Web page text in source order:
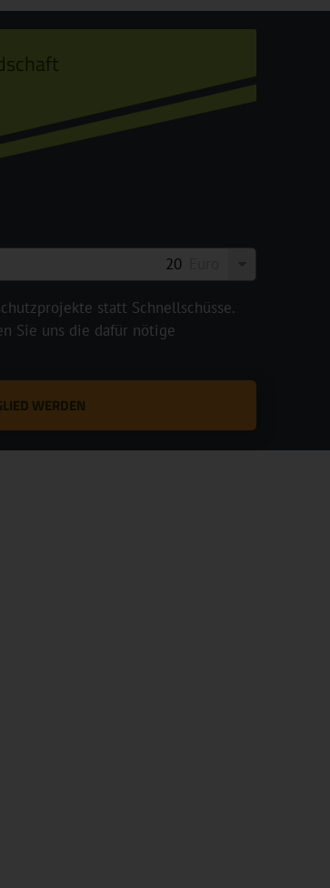
statt Schnellschüsse.
Sie uns die dafür nötige
WERDEN